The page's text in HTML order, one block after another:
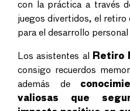
con la práctica a través
juegos divertidos, el
para el desarrollo
Los asistentes al Retiro
consigo recuerdos
además de
valiosas que